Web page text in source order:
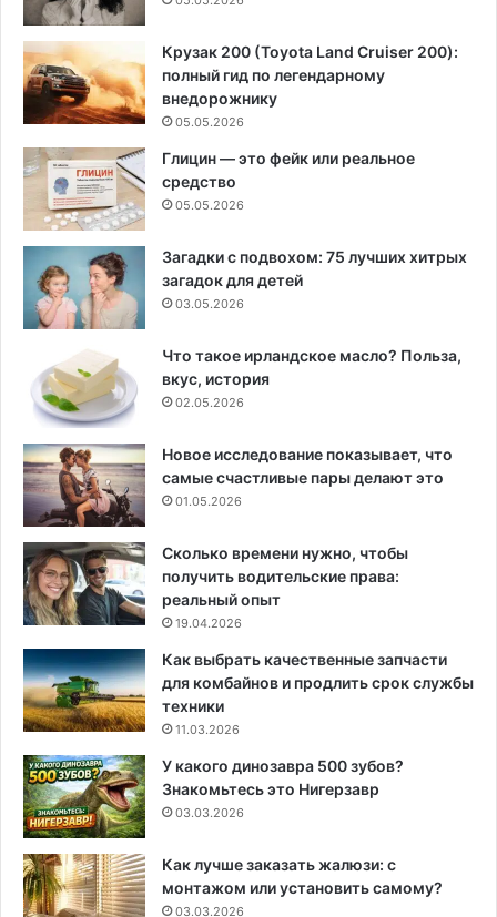
Крузак 200 (Toyota Land Cruiser 200):
полный гид по легендарному
внедорожнику
05.05.2026
Глицин — это фейк или реальное
средство
05.05.2026
Загадки с подвохом: 75 лучших хитрых
загадок для детей
03.05.2026
Что такое ирландское масло? Польза,
вкус, история
02.05.2026
Новое исследование показывает, что
самые счастливые пары делают это
01.05.2026
Сколько времени нужно, чтобы
получить водительские права:
реальный опыт
19.04.2026
Как выбрать качественные запчасти
для комбайнов и продлить срок службы
техники
11.03.2026
У какого динозавра 500 зубов?
Знакомьтесь это Нигерзавр
03.03.2026
Как лучше заказать жалюзи: с
монтажом или установить самому?
03.03.2026